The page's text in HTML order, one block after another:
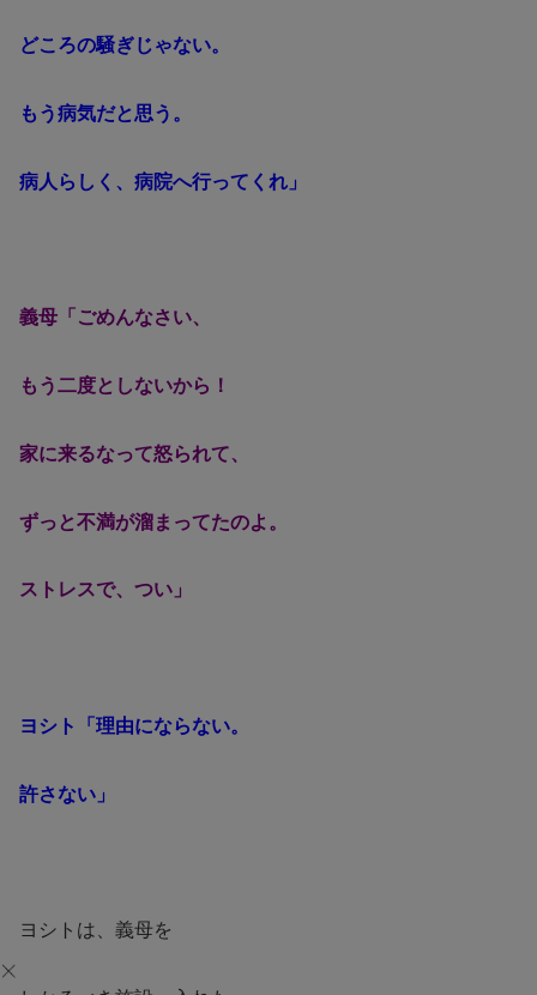
どころの騒ぎじゃない。
もう病気だと思う。
病人らしく、病院へ行ってくれ」
義母「ごめんなさい、
もう二度としないから！
家に来るなって怒られて、
ずっと不満が溜まってたのよ。
ストレスで、つい」
ヨシト「理由にならない。
許さない」
ヨシトは、義母を